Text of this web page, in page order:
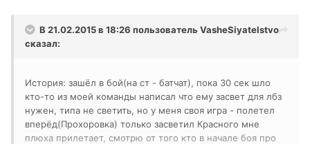
В 21.02.2015 в 18:26 пользователь VasheSiyatelstvo
сказал:
История: зашёл в бой(на ст - батчат), пока 30 сек шло
кто-то из моей команды написал что ему засвет для лбз
нужен, типа не светить, но у меня своя игра - полетел
вперёд(Прохоровка) только засветил Красного мне
плюха прилетает, смотрю от того кто в начале боя про